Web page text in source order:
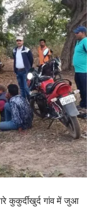
कुकुर्दीखुर्द गांव में जुआ